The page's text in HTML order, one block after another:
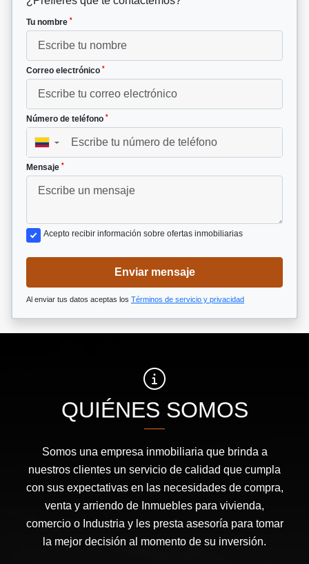
Tu nombre *
Correo electrónico *
Número de teléfono *
▼
Mensaje *
Acepto recibir información sobre ofertas inmobiliarias
Enviar mensaje
Al enviar tus datos aceptas los Términos de servicio y privacidad
QUIÉNES SOMOS
Somos una empresa inmobiliaria que brinda a
nuestros clientes un servicio de calidad que cumpla
con sus expectativas en las necesidades de compra,
venta y arriendo de Inmuebles para vivienda,
comercio o Industria y les presta asesoría para tomar
la mejor decisión al momento de su inversión.